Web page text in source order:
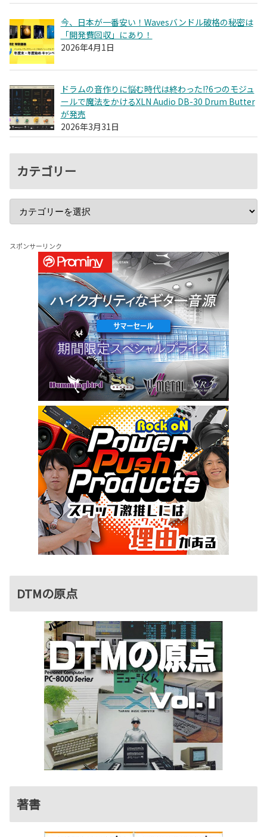
今、日本が一番安い！Wavesバンドル破格の秘密は
「開発費回収」にあり！
2026年4月1日
ドラムの音作りに悩む時代は終わった!?6つのモジュ
ールで魔法をかけるXLN Audio DB-30 Drum Butter
が発売
2026年3月31日
カテゴリー
スポンサーリンク
DTMの原点
著書